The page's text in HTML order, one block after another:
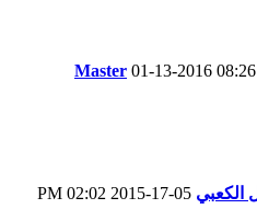
Master 01-13-2016
الكعبي
02:02 PM